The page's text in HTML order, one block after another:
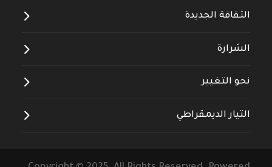
الثقافة الجديدة
الشرارة
نحو التغيير
التيار الديمقراطي